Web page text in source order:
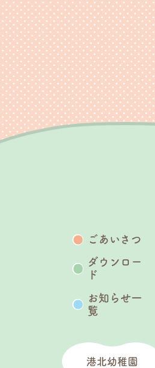
ごあいさつ
ダウンロー
ド
お知らせ一
覧
港北幼稚園